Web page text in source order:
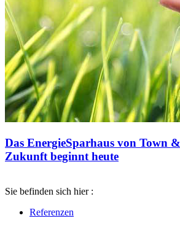
Das EnergieSparhaus von Town
Zukunft beginnt heute
Sie befinden sich hier :
Referenzen